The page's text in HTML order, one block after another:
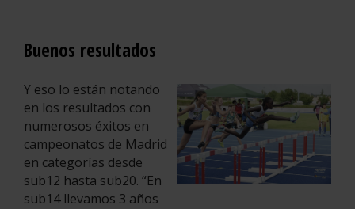
Buenos resultados
Y eso lo están notando
en los resultados con
numerosos éxitos en
campeonatos de Madrid
en categorías desde
sub12 hasta sub20. “En
sub14 llevamos 3 años